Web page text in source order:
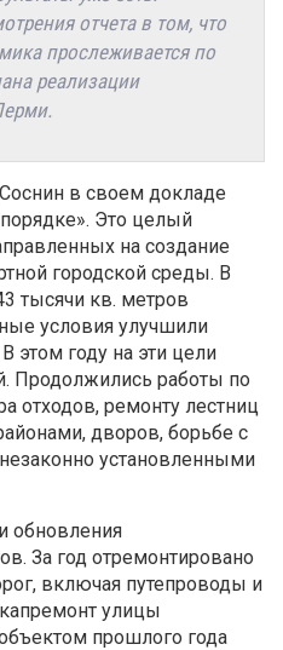
отчета в том, что
прослеживается по
реализации
в своем докладе
Это целый
на создание
городской среды. В
тысячи кв. метров
условия улучшили
этом году на эти цели
Продолжились работы по
отходов, ремонту лестниц
дворов, борьбе с
установленными
обновления
За год отремонтировано
включая путепроводы и
улицы
прошлого года